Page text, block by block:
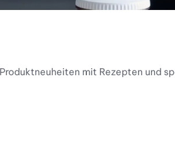
mit Rezepten und